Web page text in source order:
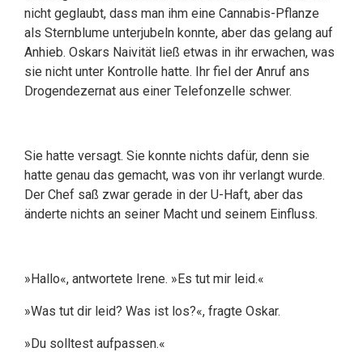
nicht geglaubt, dass man ihm eine Cannabis-Pflanze
als Sternblume unterjubeln konnte, aber das gelang auf
Anhieb. Oskars Naivität ließ etwas in ihr erwachen, was
sie nicht unter Kontrolle hatte. Ihr fiel der Anruf ans
Drogendezernat aus einer Telefonzelle schwer.
Sie hatte versagt. Sie konnte nichts dafür, denn sie
hatte genau das gemacht, was von ihr verlangt wurde.
Der Chef saß zwar gerade in der U-Haft, aber das
änderte nichts an seiner Macht und seinem Einfluss.
»Hallo«, antwortete Irene. »Es tut mir leid.«
»Was tut dir leid? Was ist los?«, fragte Oskar.
»Du solltest aufpassen.«